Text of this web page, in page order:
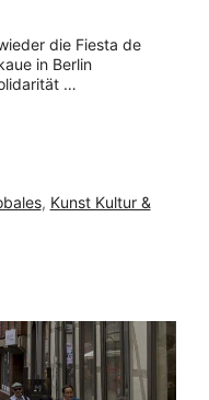
die Fiesta de
in Berlin
…
, Kunst Kultur &